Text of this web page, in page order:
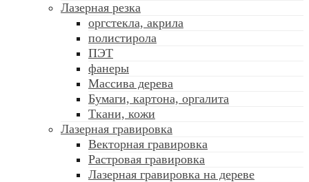
Лазерная резка
оргстекла, акрила
полистирола
ПЭТ
фанеры
Массива дерева
Бумаги, картона, оргалита
Ткани, кожи
Лазерная гравировка
Векторная гравировка
Растровая гравировка
Лазерная гравировка на дереве